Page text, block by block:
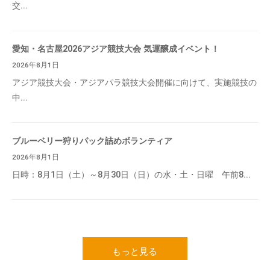
交...
愛知・名古屋2026アジア競技大会 気運醸成イベント！
2026年8月1日
アジア競技大会・アジアパラ競技大会開催に向けて、実施競技の
中...
ブルーベリー狩りパック詰めボランティア
2026年8月1日
日時：8月1日（土）～8月30日（日）の水・土・日曜 午前8...
もっと見る